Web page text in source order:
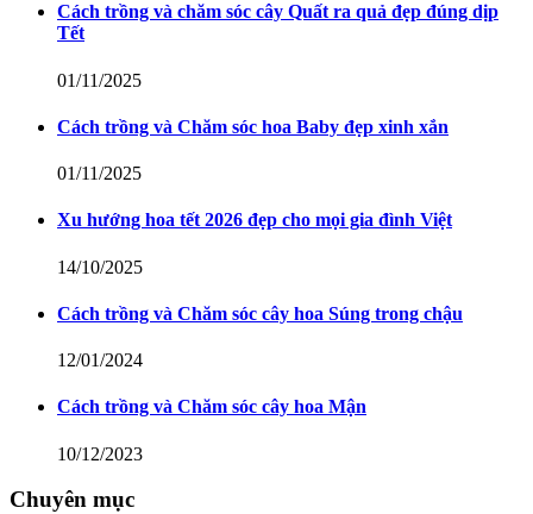
Cách trồng và chăm sóc cây Quất ra quả đẹp đúng dịp
Tết
01/11/2025
Cách trồng và Chăm sóc hoa Baby đẹp xinh xắn
01/11/2025
Xu hướng hoa tết 2026 đẹp cho mọi gia đình Việt
14/10/2025
Cách trồng và Chăm sóc cây hoa Súng trong chậu
12/01/2024
Cách trồng và Chăm sóc cây hoa Mận
10/12/2023
Chuyên mục